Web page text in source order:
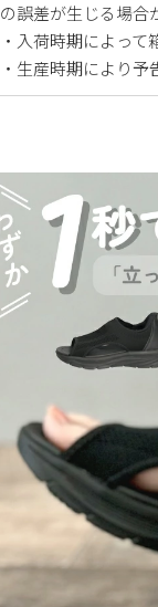
の誤差が生じる場合
・入荷時期によって
・生産時期により予